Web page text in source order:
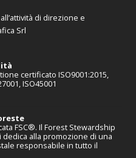
di direzione e
Srl
certificato ISO9001:2015,
ISO45001
FSC®. Il Forest Stewardship
dedica alla promozione di una
responsabile in tutto il